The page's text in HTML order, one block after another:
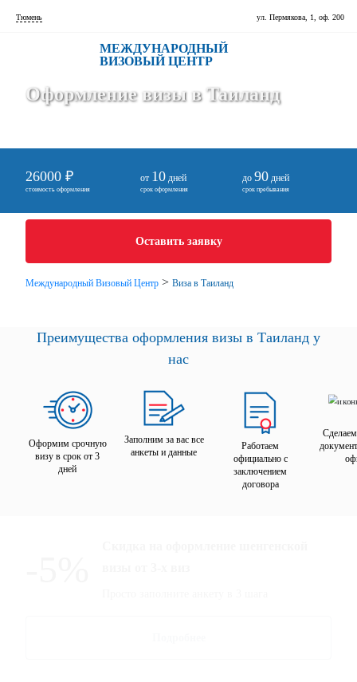
Оформление визы в Таиланд
26000 ₽
стоимость оформления
от 10 дней
срок оформления
до 90 дней
срок пребывания
Оставить заявку
Международный Визовый Центр > Виза в Таиланд
Преимущества оформления визы в Таиланд у
нас
Оформим срочную
визу в срок от 3
дней
Заполним за вас все
анкеты и данные
Работаем
официально с
заключением
договора
Тюмень ул. Пермякова, 1, оф. 200
МЕЖДУНАРОДНЫЙ
ВИЗОВЫЙ ЦЕНТР